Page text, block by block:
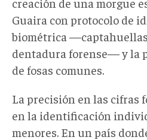
Guaira con protocolo de
biométrica
dentadura forense— y la
de fosas comunes.
La precisión en las cifras
en la identificación
menores. En un país